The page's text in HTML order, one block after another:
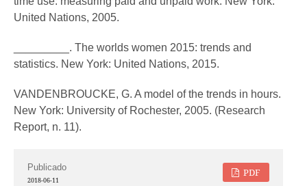
United Nations, 2005.
_________. The worlds women 2015: trends and
statistics. New York: United Nations, 2015.
VANDENBROUCKE, G. A model of the trends in hours.
New York: University of Rochester, 2005. (Research
Report, n. 11).
PDF
Publicado
2018-06-11